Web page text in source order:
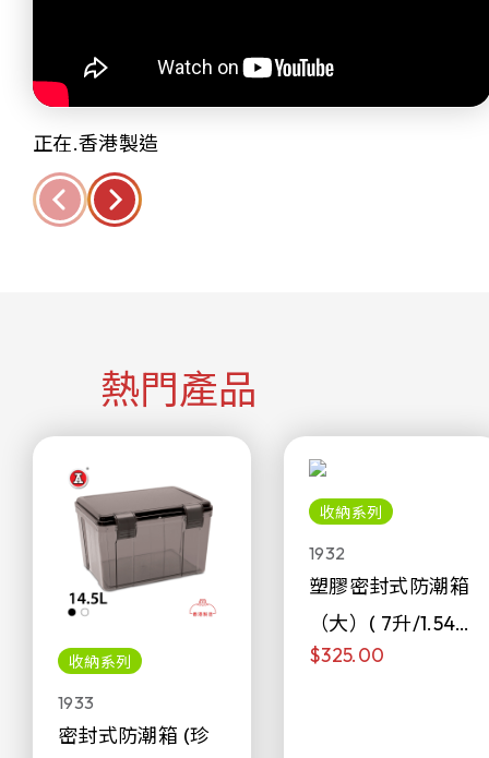
正在.香港製造
熱門產品
收納系列
1933
密封式防潮箱 (珍
收納系列
1932
塑膠密封式防潮箱
（大）( 7升/1.54加
侖)
$325.00